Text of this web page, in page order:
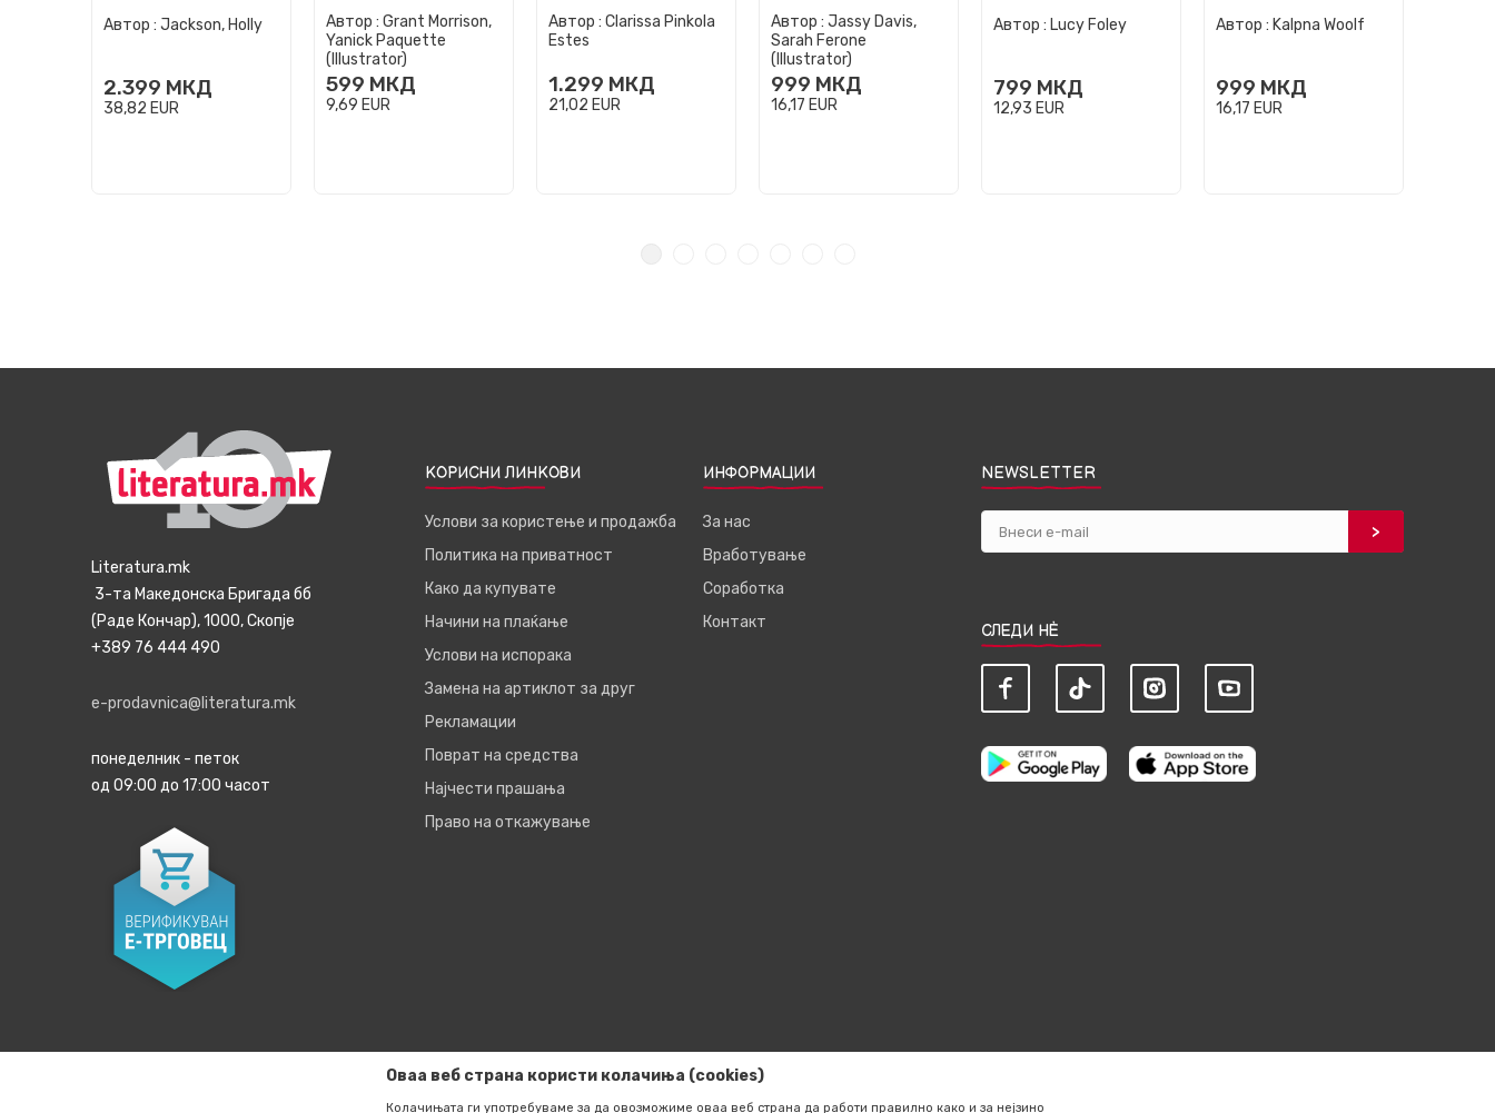
Set: Special Deluxe
Автор : Jackson, Holly
2.399 МКД
38,82 EUR
Edition
Автор : Grant Morrison,
Yanick Paquette
(Illustrator)
599 МКД
9,69 EUR
the Wild Woman
Archetype
Автор : Clarissa Pinkola
Estes
1.299 МКД
21,02 EUR
Автор : Jassy Davis,
Sarah Ferone
(Illustrator)
999 МКД
16,17 EUR
Автор : Lucy Foley
799 МКД
12,93 EUR
Автор : Kalpna Woolf
999 МКД
16,17 EUR
Literatura.mk
3-та Македонска Бригада бб
(Раде Кончар), 1000, Скопје
+389 76 444 490
e-prodavnica@literatura.mk
понеделник - петок
од 09:00 до 17:00 часот
КОРИСНИ ЛИНКОВИ
Услови за користење и продажба
Политика на приватност
Како да купувате
Начини на плаќање
Услови на испорака
Замена на артиклот за друг
Рекламации
Поврат на средства
Најчести прашања
Право на откажување
ИНФОРМАЦИИ
За нас
Вработување
Соработка
Контакт
NEWSLETTER
СЛЕДИ НЀ
Оваа веб страна користи колачиња (cookies)
Колачињата ги употребуваме за да овозможиме оваа веб страна да работи правилно како и за нејзино